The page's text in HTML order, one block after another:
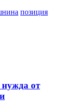
позиция
от